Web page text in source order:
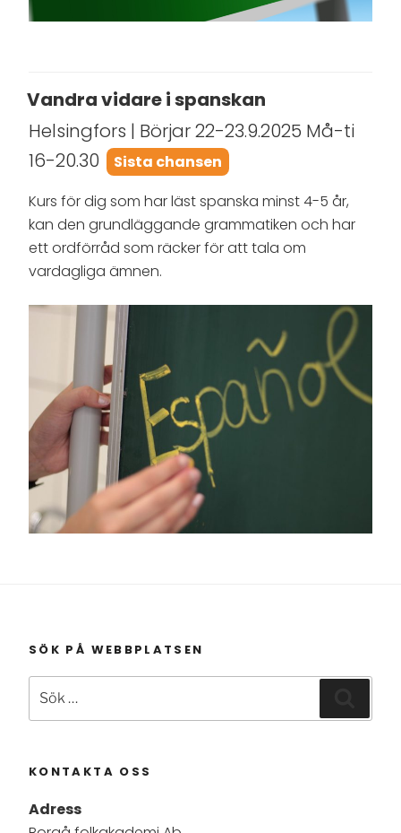
Vandra vidare i spanskan
Helsingfors | Börjar 22-23.9.2025 Må-ti
16-20.30
Sista chansen
Kurs för dig som har läst spanska minst 4-5 år,
kan den grundläggande grammatiken och har
ett ordförråd som räcker för att tala om
vardagliga ämnen.
SÖK PÅ WEBBPLATSEN
efter:
KONTAKTA OSS
Adress